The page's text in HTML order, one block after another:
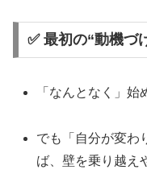
✅ 最初の“動機づ
「なんとなく」
でも「自分が変わ
ば、壁を乗り越え